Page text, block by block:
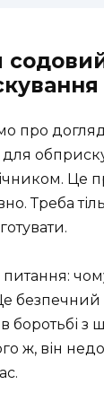
про
Це
Треба
питання:
безпечний
боротьбі з
ж, він